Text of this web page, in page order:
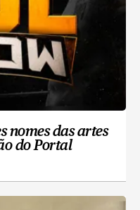
nomes das artes
do Portal